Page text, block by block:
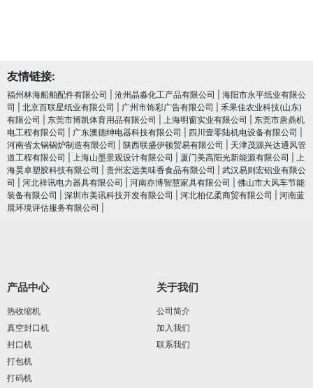
友情链接:
福州林海船舶配件有限公司 沧州晶淼化工产品有限公司
海阳市永平纸业有限公
司
北京百联星纸业有限公司 广州市饰彩广告有限公司
禾果佳农业科技(山东)
有限公司
东莞市博凯体育用品有限公司 上海明窗实业有限公司
东莞市唐鼎机
电工程有限公司
广东澳德绅电器科技有限公司 四川壹零陆机电设备有限公司
河南省太锅锅炉制造有限公司
陕西联盛伊顿贸易有限公司
天津茂源兴达通风管
道工程有限公司
上海山墨景观设计有限公司 厦门美高阳光新能源有限公司
上
海昊卓塑胶科技有限公司
贵州宏远美味香食品有限公司
武汉易则宏铝业有限公
司
河北祥讯电力器具有限公司 河南亦博智慧家具有限公司
佛山市大风车节能
装备有限公司
深圳市美讯科技开发有限公司 河北柏亿柔商贸有限公司
河南蓝
晨环境评估服务有限公司
产品中心
热收缩机
真空封口机
封口机
打包机
打码机
关于我们
公司简介
加入我们
联系我们